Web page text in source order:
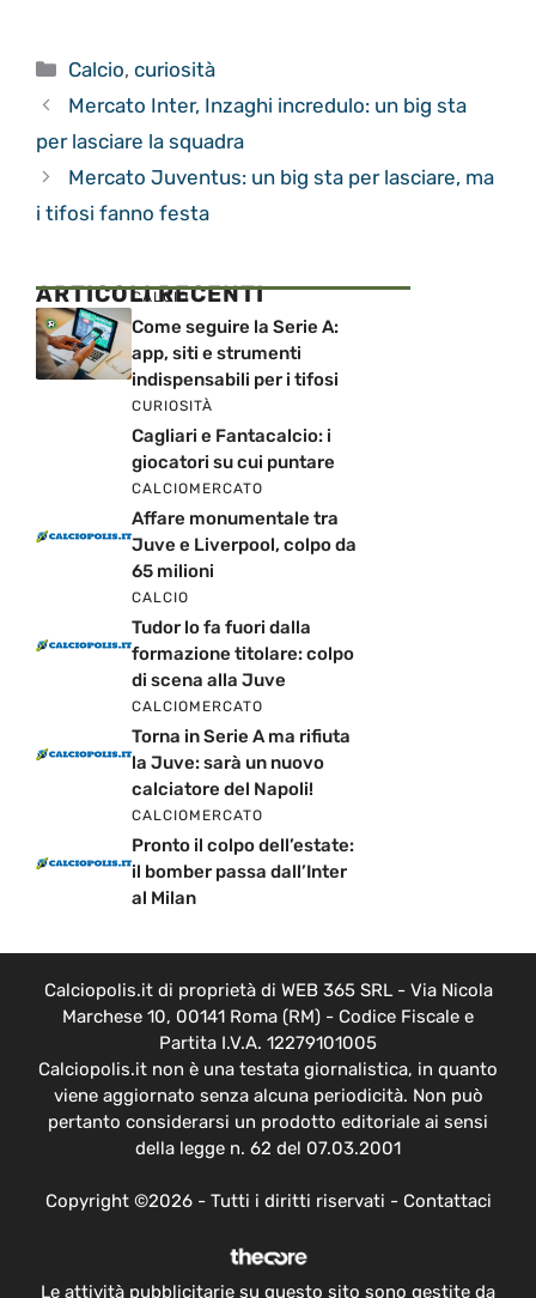
Categorie
Calcio,curiosità
Mercato Inter, Inzaghi incredulo: un big sta
per lasciare la squadra
Mercato Juventus: un big sta per lasciare, ma
i tifosi fanno festa
ARTICOLI RECENTI
CALCIO
Come seguire la Serie A:
app, siti e strumenti
indispensabili per i tifosi
CURIOSITÀ
Cagliari e Fantacalcio: i
giocatori su cui puntare
CALCIOMERCATO
Affare monumentale tra
Juve e Liverpool, colpo da
65 milioni
CALCIO
Tudor lo fa fuori dalla
formazione titolare: colpo
di scena alla Juve
CALCIOMERCATO
Torna in Serie A ma rifiuta
la Juve: sarà un nuovo
calciatore del Napoli!
CALCIOMERCATO
Pronto il colpo dell’estate:
il bomber passa dall’Inter
al Milan
Calciopolis.it di proprietà di WEB 365 SRL - Via Nicola
Marchese 10, 00141 Roma (RM) - Codice Fiscale e
Partita I.V.A. 12279101005
Calciopolis.it non è una testata giornalistica, in quanto
viene aggiornato senza alcuna periodicità. Non può
pertanto considerarsi un prodotto editoriale ai sensi
della legge n. 62 del 07.03.2001
Copyright ©2026 - Tutti i diritti riservati - Contattaci
Le attività pubblicitarie su questo sito sono gestite da